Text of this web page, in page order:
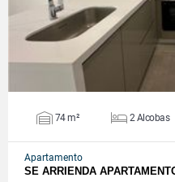
74 m² 2 Alcobas
Apartamento
SE ARRIENDA